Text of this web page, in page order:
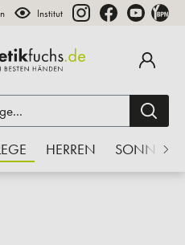
Institut
HERREN SONNE